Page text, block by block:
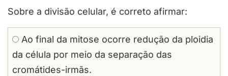
Sobre a divisão celular, é correto afirmar:
Ao final da mitose ocorre redução da ploidia
da célula por meio da separação das
cromátides-irmãs.